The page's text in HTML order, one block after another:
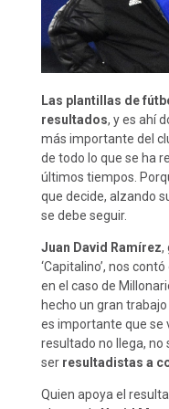
Las plantillas de
resultados, y es ahí
más importante del
de todo lo que se ha
últimos tiempos.
que decide, alzando
se debe seguir.
Juan David Ramírez,
‘Capitalino’, nos
en el caso de
hecho un gran
es importante que se
resultado no llega, no
ser resultadistas a
Quien apoya el